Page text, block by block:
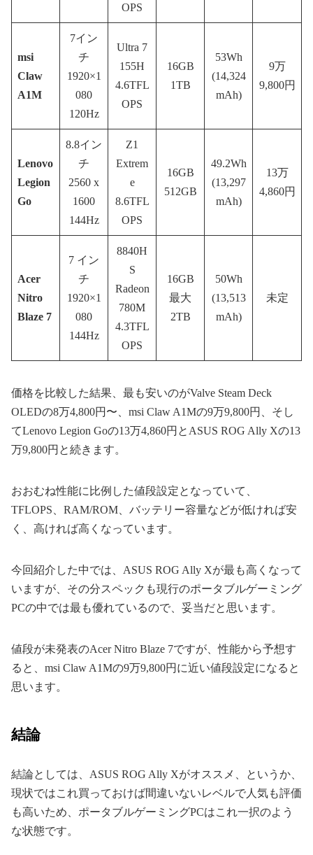
OPS
msi
Claw
A1M
7イン
チ
1920×1
080
120Hz
Ultra 7
155H
4.6TFL
OPS
16GB
1TB
53Wh
(14,324
mAh)
9万
9,800円
Lenovo
Legion
Go
8.8イン
チ
2560 x
1600
144Hz
Z1
Extrem
e
8.6TFL
OPS
16GB
512GB
49.2Wh
(13,297
mAh)
13万
4,860円
Acer
Nitro
Blaze 7
7 イン
チ
1920×1
080
144Hz
8840H
S
Radeon
780M
4.3TFL
OPS
16GB
最大
2TB
50Wh
(13,513
mAh)
未定
価格を比較した結果、最も安いのがValve Steam Deck
OLEDの8万4,800円〜、msi Claw A1Mの9万9,800円、そし
てLenovo Legion Goの13万4,860円とASUS ROG Ally Xの13
万9,800円と続きます。
おおむね性能に比例した値段設定となっていて、
TFLOPS、RAM/ROM、バッテリー容量などが低ければ安
く、高ければ高くなっています。
今回紹介した中では、ASUS ROG Ally Xが最も高くなって
いますが、その分スペックも現行のポータブルゲーミング
PCの中では最も優れているので、妥当だと思います。
値段が未発表のAcer Nitro Blaze 7ですが、性能から予想す
ると、msi Claw A1Mの9万9,800円に近い値段設定になると
思います。
結論
結論としては、ASUS ROG Ally Xがオススメ、というか、
現状ではこれ買っておけば間違いないレベルで人気も評価
も高いため、ポータブルゲーミングPCはこれ一択のよう
な状態です。